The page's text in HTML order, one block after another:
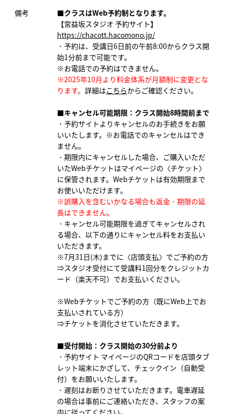
備考
■クラスはWeb予約制となります。
【宮益坂スタジオ 予約サイト】
https://chacott.hacomono.jp/
・予約は、受講日6日前の午前8:00からクラス開
始1分前まで可能です。
※お電話での予約はできません。
※2025年10月より料金体系が月額制に変更とな
ります。 詳細はこちらからご確認ください。
■キャンセル可能期限：クラス開始8時間前まで
・予約サイトよりキャンセルのお手続きをお願
いいたします。※お電話でのキャンセルはでき
ません。
・期限内にキャンセルした場合、ご購入いただ
いたWebチケットはマイページの〈チケット〉
に保管されます。Webチケットは有効期限まで
お使いいただけます。
※誤購入を含むいかなる場合も返金・期限の延
長はできません。
・キャンセル可能期限を過ぎてキャンセルされ
る場合、以下の通りにキャンセル料をお支払い
いただきます。
※7月31日(木)までに〈店頭支払〉でご予約の方
⇒スタジオ受付にて受講料1回分をクレジットカ
ード（楽天不可）でお支払いください。
※Webチケットでご予約の方（既にWeb上でお
支払いされている方）
⇒チケットを消化させていただきます。
■受付開始：クラス開始の30分前より
・予約サイト マイページのQRコードを店頭タブ
レット端末にかざして、チェックイン（自動受
付）をお願いいたします。
・遅刻はお断りさせていただきます。電車遅延
の場合は事前にご連絡いただき、スタッフの案